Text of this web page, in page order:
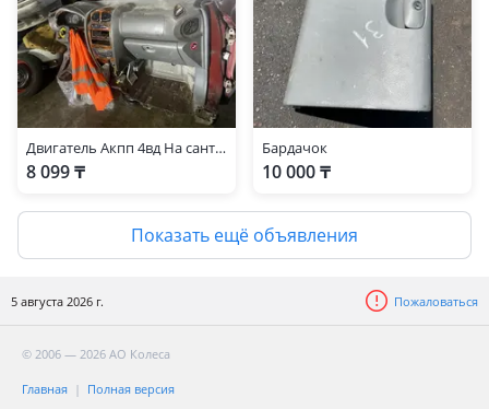
Двигатель Акпп 4вд На санта фе 2003г 2.7
8 099 ₸
Бардачок
10 000 ₸
Показать ещё объявления
5 августа 2026 г. Пожаловаться
© 2006 — 2026 АО Колеса
Главная Полная версия